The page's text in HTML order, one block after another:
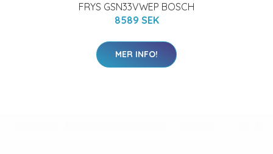
FRYS GSN33VWEP BOSCH
8589 SEK
MER INFO!